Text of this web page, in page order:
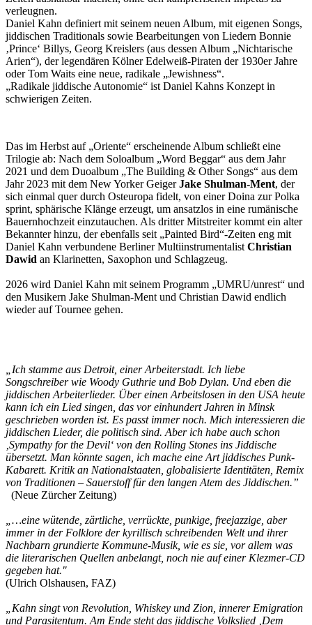
verleugnen.
Daniel Kahn definiert mit seinem neuen Album, mit eigenen Songs,
jiddischen Traditionals sowie Bearbeitungen von Liedern Bonnie
‚Prince‘ Billys, Georg Kreislers (aus dessen Album „Nichtarische
Arien“), der legendären Kölner Edelweiß-Piraten der 1930er Jahre
oder Tom Waits eine neue, radikale „Jewishness“.
„Radikale jiddische Autonomie“ ist Daniel Kahns Konzept in
schwierigen Zeiten.
Das im Herbst auf „Oriente“ erscheinende Album schließt eine
Trilogie ab: Nach dem Soloalbum „Word Beggar“ aus dem Jahr
2021 und dem Duoalbum „The Building & Other Songs“ aus dem
Jahr 2023 mit dem New Yorker GeigerJake Shulman-Ment, der
sich einmal quer durch Osteuropa fidelt, von einer Doina zur Polka
sprint, sphärische Klänge erzeugt, um ansatzlos in eine rumänische
Bauernhochzeit einzutauchen. Als dritter Mitstreiter kommt ein alter
Bekannter hinzu, der ebenfalls seit „Painted Bird“-Zeiten eng mit
Daniel Kahn verbundene Berliner Multiinstrumentalist Christian
Dawid an Klarinetten, Saxophon und Schlagzeug.
2026 wird Daniel Kahn mit seinem Programm „UMRU/unrest“ und
den Musikern Jake Shulman-Ment und Christian Dawid endlich
wieder auf Tournee gehen.
„Ich stamme aus Detroit, einer Arbeiterstadt. Ich liebe
Songschreiber wie Woody Guthrie und Bob Dylan. Und eben die
jiddischen Arbeiterlieder. Über einen Arbeitslosen in den USA heute
kann ich ein Lied singen, das vor einhundert Jahren in Minsk
geschrieben worden ist. Es passt immer noch. Mich interessieren die
jiddischen Lieder, die politisch sind. Aber ich habe auch schon
‚Sympathy for the Devil‘ von den Rolling Stones ins Jiddische
übersetzt. Man könnte sagen, ich mache eine Art jiddisches Punk-
Kabarett. Kritik an Nationalstaaten, globalisierte Identitäten, Remix
von Traditionen – Sauerstoff für den langen Atem des Jiddischen.”
(Neue Zürcher Zeitung)
„…eine wütende, zärtliche, verrückte, punkige, freejazzige, aber
immer in der Folklore der kyrillisch schreibenden Welt und ihrer
Nachbarn grundierte Kommune-Musik, wie es sie, vor allem was
die literarischen Quellen anbelangt, noch nie auf einer Klezmer-CD
gegeben hat."
(Ulrich Olshausen, FAZ)
„Kahn singt von Revolution, Whiskey und Zion, innerer Emigration
und Parasitentum. Am Ende steht das jiddische Volkslied ‚Dem